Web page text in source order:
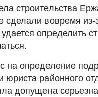
строительства
сделали вовремя из-
определить
на определение
юриста районного
допущена